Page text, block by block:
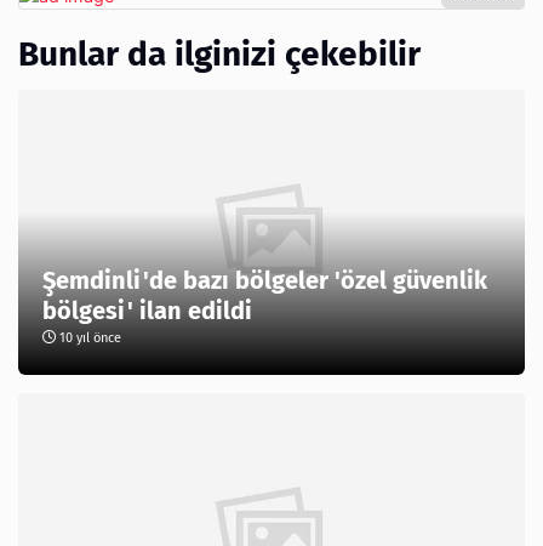
Bunlar da ilginizi çekebilir
Şemdinli'de bazı bölgeler 'özel güvenlik
bölgesi' ilan edildi
10 yıl önce